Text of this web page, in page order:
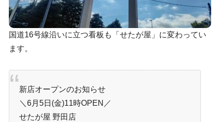
国道16号線沿いに立つ看板も「せたが屋」に変わってい
ます。
新店オープンのお知らせ
＼6月5日(金)11時OPEN／
せたが屋 野田店